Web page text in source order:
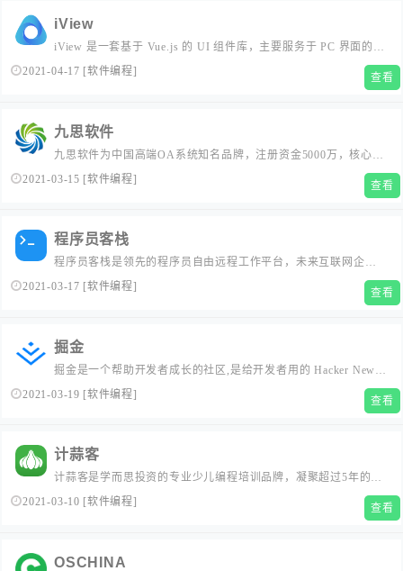
iView
iView 是一套基于 Vue.js 的 UI 组件库，主要服务于 PC 界面的中
后台产品。...
2021-04-17 [软件编程] 查看
九思软件
九思软件为中国高端OA系统知名品牌，注册资金5000万，核心团
队从业近二十年，已为几百万终端用户提供专业OA系统，OA办
公系统，OA办公自动化系统的咨询建设服务，提供OA办公系统
誉...
2021-03-15 [软件编程] 查看
程序员客栈
程序员客栈是领先的程序员自由远程工作平台，未来互联网企业
用人方式。提供优秀程序员为您进行网站建设制作、测试运维服
2021-03-17 [软件编程] 查看
掘金
掘金是一个帮助开发者成长的社区,是给开发者用的 Hacker News,
给设计师用的 Designer News,和给产品经理用的 Medium。掘金
的技术文章由稀土上聚集的技术大牛和极客共同编辑为你筛选出
2021-03-19 [软件编程] 查看
计蒜客
计蒜客是学而思投资的专业少儿编程培训品牌，凝聚超过5年的编
程教育经验，致力于7至16岁儿童的少儿编程学习及编程特长培
养，提供包括Scratch、Python、C++、信息学奥赛、人工智能等
2021-03-10 [软件编程] 查看
OSCHINA